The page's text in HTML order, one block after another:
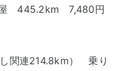
445.2km 7,480円
関連214.8km） 乗り